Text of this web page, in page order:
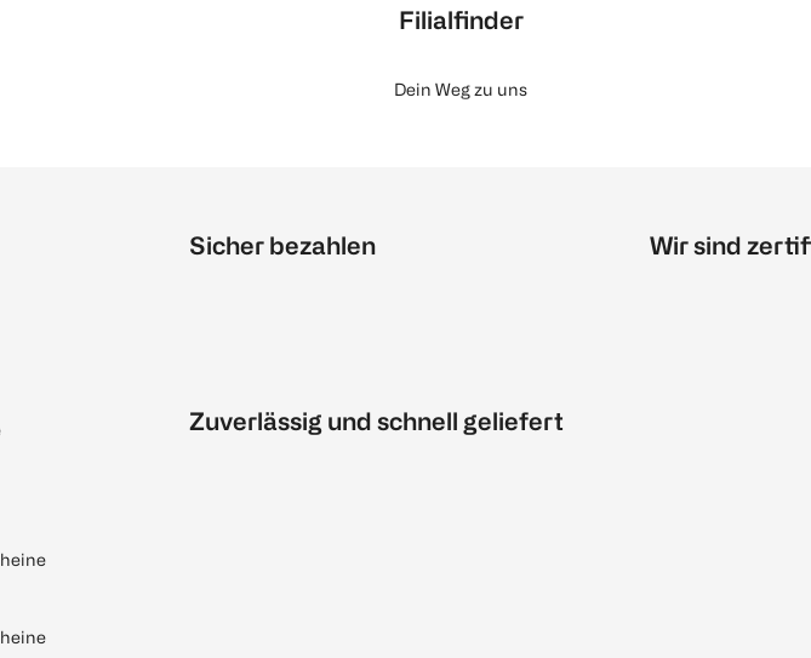
Filialfinder
Dein Weg zu uns
Sicher bezahlen
Zuverlässig und schnell geliefert
Wir sind